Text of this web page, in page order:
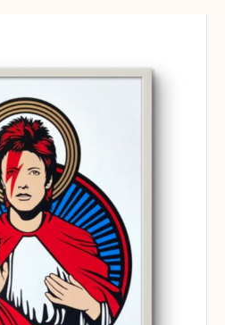
Dimensiones (cm): 85 x 45